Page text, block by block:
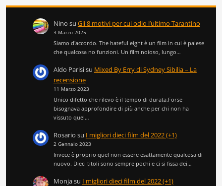
Nino su Gli 8 motivi per cui odio l’ultimo Tarantino
3 Marzo 2025
Siamo d'accordo. The hateful eight è un film in cui è palese
che qualcosa no funzioni. Un film noioso, lungo…
Aldo Parisisu Mixed By Erry di Sydney Sibilia – La
recensione
11 Marzo 2023
Unico difetto che rilevo è il tempo di durata.Forse
bisognava approfondire di più anche per chi non ha
vissuto quel…
Rosario su I migliori dieci film del 2022 (+1)
2 Gennaio 2023
Invece è proprio quel non essere esattamente qualcosa di
nuovo. Dieci titoli sono sempre pochi e ci si fissa dei…
Monjasu I migliori dieci film del 2022 (+1)